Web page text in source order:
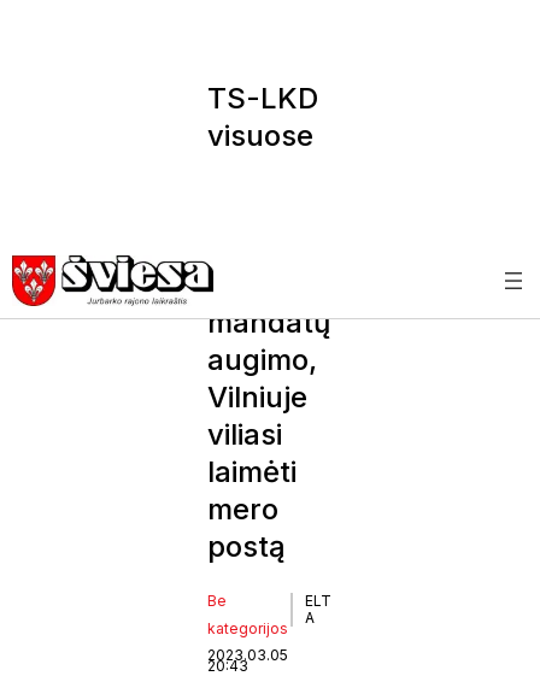
TS-LKD
visuose
se tikisi
mandatų
augimo,
Vilniuje
viliasi
laimėti
mero
postą
Be
kategorijos
ELT
A
2023.03.05
20:43